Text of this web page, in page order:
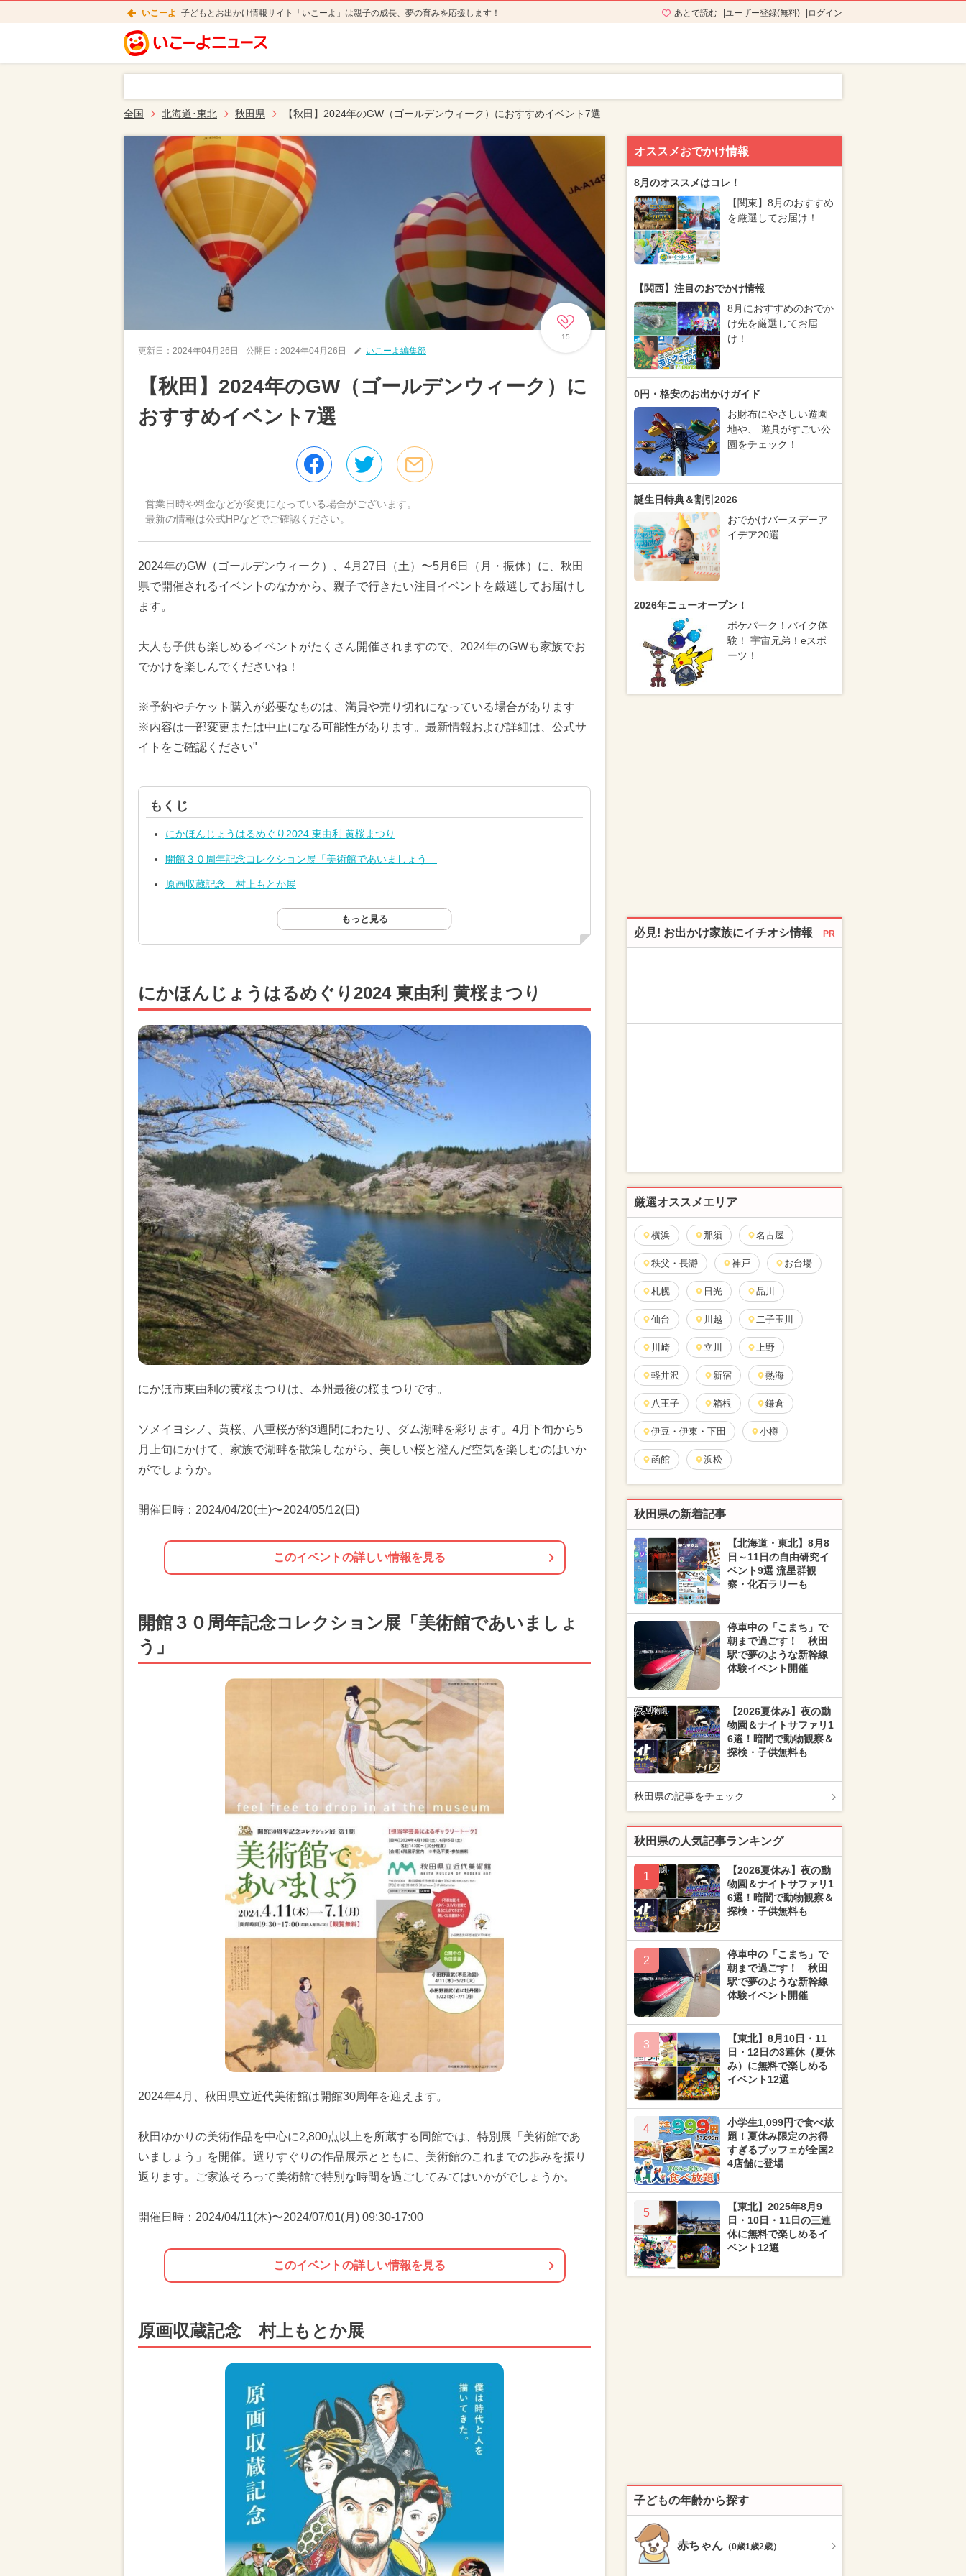
いこーよ 子どもとお出かけ情報サイト「いこーよ」は親子の成長、夢の育みを応援します！ あとで読む ユーザー登録(無料) ログイン
全国 北海道･東北 秋田県 【秋田】2024年のGW（ゴールデンウィーク）におすすめイベント7選
15
更新日： 2024年04月26日 公開日： 2024年04月26日 いこーよ編集部
【秋田】2024年のGW（ゴールデンウィーク）に
おすすめイベント7選
営業日時や料金などが変更になっている場合がございます。
最新の情報は公式HPなどでご確認ください。
2024年のGW（ゴールデンウィーク）、4月27日（土）〜5月6日（月・振休）に、秋田
県で開催されるイベントのなかから、親子で行きたい注目イベントを厳選してお届けし
ます。
大人も子供も楽しめるイベントがたくさん開催されますので、2024年のGWも家族でお
でかけを楽しんでくださいね！
※予約やチケット購入が必要なものは、満員や売り切れになっている場合があります
※内容は一部変更または中止になる可能性があります。最新情報および詳細は、公式サ
イトをご確認ください"
もくじ
にかほんじょうはるめぐり2024 東由利 黄桜まつり
開館３０周年記念コレクション展「美術館であいましょう」
原画収蔵記念 村上もとか展
もっと見る
にかほんじょうはるめぐり2024 東由利 黄桜まつり
にかほ市東由利の黄桜まつりは、本州最後の桜まつりです。
ソメイヨシノ、黄桜、八重桜が約3週間にわたり、ダム湖畔を彩ります。4月下旬から5
月上旬にかけて、家族で湖畔を散策しながら、美しい桜と澄んだ空気を楽しむのはいか
がでしょうか。
開催日時：2024/04/20(土)〜2024/05/12(日)
このイベントの詳しい情報を見る
開館３０周年記念コレクション展「美術館であいましょ
う」
2024年4月、秋田県立近代美術館は開館30周年を迎えます。
秋田ゆかりの美術作品を中心に2,800点以上を所蔵する同館では、特別展「美術館であ
いましょう」を開催。選りすぐりの作品展示とともに、美術館のこれまでの歩みを振り
返ります。ご家族そろって美術館で特別な時間を過ごしてみてはいかがでしょうか。
開催日時：2024/04/11(木)〜2024/07/01(月) 09:30-17:00
このイベントの詳しい情報を見る
原画収蔵記念 村上もとか展
オススメおでかけ情報
8月のオススメはコレ！
【関東】8月のおすすめ
を厳選してお届け！
【関西】注目のおでかけ情報
8月におすすめのおでか
け先を厳選してお届
け！
0円・格安のお出かけガイド
お財布にやさしい遊園
地や、 遊具がすごい公
園をチェック！
誕生日特典＆割引2026
おでかけバースデーア
イデア20選
2026年ニューオープン！
ポケパーク！バイク体
験！ 宇宙兄弟！eスポ
ーツ！
必見! お出かけ家族にイチオシ情報 PR
厳選オススメエリア
横浜 那須 名古屋
秩父・長瀞 神戸 お台場
札幌 日光 品川
仙台 川越 二子玉川
川崎 立川 上野
軽井沢 新宿 熱海
八王子 箱根 鎌倉
伊豆・伊東・下田 小樽
函館 浜松
秋田県の新着記事
【北海道・東北】8月8
日～11日の自由研究イ
ベント9選 流星群観
察・化石ラリーも
停車中の「こまち」で
朝まで過ごす！ 秋田
駅で夢のような新幹線
体験イベント開催
【2026夏休み】夜の動
物園＆ナイトサファリ1
6選！暗闇で動物観察＆
探検・子供無料も
秋田県の記事をチェック
秋田県の人気記事ランキング
1
【2026夏休み】夜の動
物園＆ナイトサファリ1
6選！暗闇で動物観察＆
探検・子供無料も
2
停車中の「こまち」で
朝まで過ごす！ 秋田
駅で夢のような新幹線
体験イベント開催
3
【東北】8月10日・11
日・12日の3連休（夏休
み）に無料で楽しめる
イベント12選
4
小学生1,099円で食べ放
題！夏休み限定のお得
すぎるブッフェが全国2
4店舗に登場
5
【東北】2025年8月9
日・10日・11日の三連
休に無料で楽しめるイ
ベント12選
子どもの年齢から探す
赤ちゃん （0歳1歳2歳）